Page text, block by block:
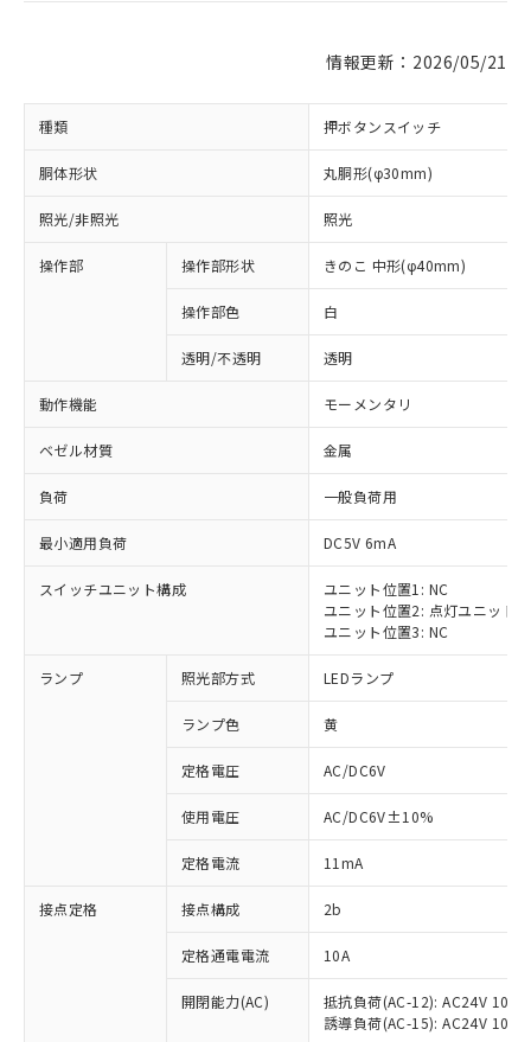
情報更新：2026/05/21
種類 押ボタンスイッチ
胴体形状 丸胴形(φ30mm)
照光/非照光 照光
操作部 操作部形状 きのこ 中形(φ40mm)
操作部色 白
透明/不透明 透明
動作機能 モーメンタリ
ベゼル材質 金属
負荷 一般負荷用
最小適用負荷 DC5V 6mA
スイッチユニット構成
ユニット位置1: NC
ユニット位置2: 点灯ユニット
ユニット位置3: NC
ランプ 照光部方式 LEDランプ
ランプ色 黄
定格電圧 AC/DC6V
使用電圧 AC/DC6V±10%
定格電流 11mA
接点定格 接点構成 2b
定格通電電流 10A
開閉能力(AC)
抵抗負荷(AC-12): AC24V 10A/
誘導負荷(AC-15): AC24V
ご利用条件
以下の条件をお読みいただき、同意のうえ
ご利用ください。
本サービスは、当社制御機器事業取扱
商品の当社在庫状況および標準価格
(税抜)を提供させていただくもので
当社制御機器事業取扱商品の中には、
対応済み：EU RoHS指令（10物質）の
非含有に対応した製品が提供可能な商品で
対応予定：EU RoHS指令（10物質）の非含
有に対応した製品に切り替える予定のある
対応予定なし：EU RoHS指令（10物質）の
非含有に非対応の商品で、対応品を出す予
調査・確認中：EU RoHS指令（10物質）の
非含有の対応状況を調査中または確認中の
非該当品：ライセンス料など無形物で、有
害物質有無と関係のない商品です。
仕入先様の事情により、非含有部品として
「○」：最大均質材料含有率が中国RoHSの
基準値以下であることを示します。
「×」：最大均質材料含有率が中国RoHSの